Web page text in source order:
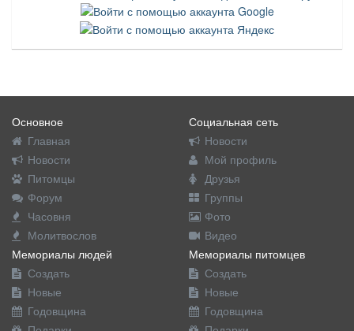
Основное
Главная
Новости
Питомцы
Форум
Часовня
Молитвослов
Социальная сеть
Новости
Мой профиль
Друзья
Группы
Фото
Видео
Мемориалы людей
Создать
Новые
Годовщина
Мемориалы питомцев
Создать
Новые
Годовщина